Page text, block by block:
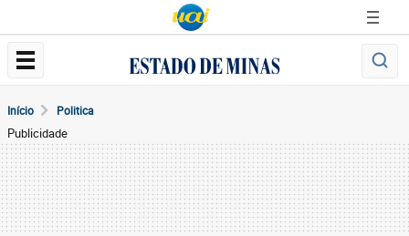
Início Politica
Publicidade